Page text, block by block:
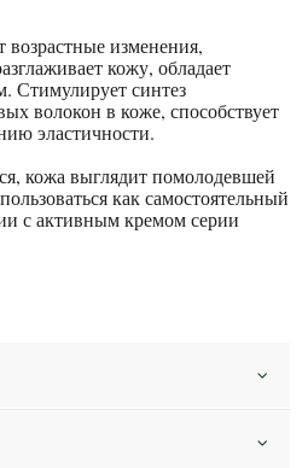
изменения,
кожу, обладает
Стимулирует синтез
волокон в коже, способствует
эластичности.
кожа выглядит помолодевшей
как самостоятельный
с активным кремом серии